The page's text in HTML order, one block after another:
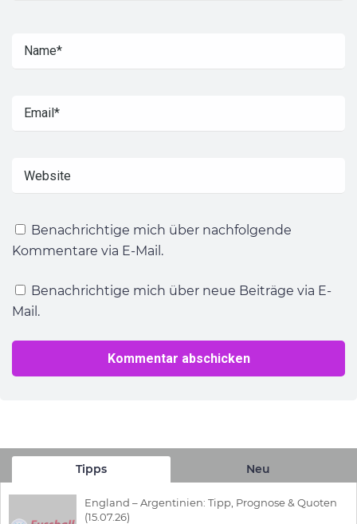
Benachrichtige mich über nachfolgende
Kommentare via E-Mail.
Benachrichtige mich über neue Beiträge via E-
Mail.
Tipps Neu
England – Argentinien: Tipp, Prognose & Quoten
(15.07.26)